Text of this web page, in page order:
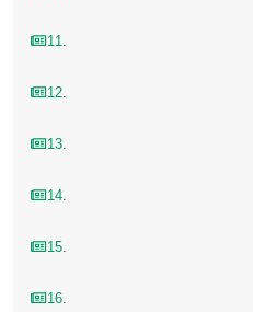
11.
12.
13.
14.
15.
16.